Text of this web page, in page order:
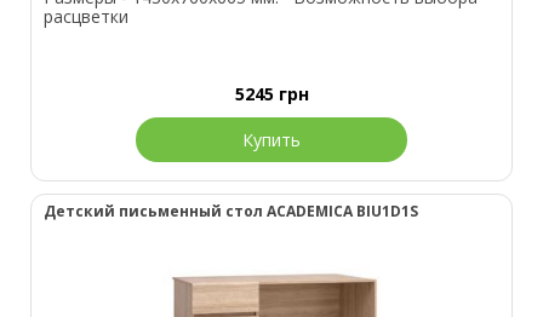
расцветки
5245 грн
Купить
Детский письменный стол ACADEMICA BIU1D1S